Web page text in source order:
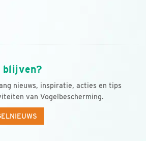
blijven?
nieuws, inspiratie, acties en tips
van Vogelbescherming.